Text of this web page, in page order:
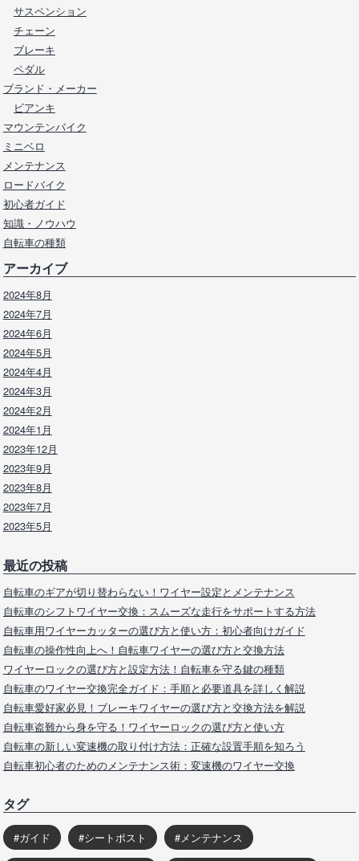
サスペンション
チェーン
ブレーキ
ペダル
ブランド・メーカー
ビアンキ
マウンテンバイク
ミニベロ
メンテナンス
ロードバイク
初心者ガイド
知識・ノウハウ
自転車の種類
アーカイブ
2024年8月
2024年7月
2024年6月
2024年5月
2024年4月
2024年3月
2024年2月
2024年1月
2023年12月
2023年9月
2023年8月
2023年7月
2023年5月
最近の投稿
自転車のギアが切り替わらない！ワイヤー設定とメンテナンス
自転車のシフトワイヤー交換：スムーズな走行をサポートする方法
自転車用ワイヤーカッターの選び方と使い方：初心者向けガイド
自転車の操作性向上へ！自転車ワイヤーの選び方と交換方法
ワイヤーロックの選び方と設定方法！自転車を守る鍵の種類
自転車のワイヤー交換完全ガイド：手順と必要道具を詳しく解説
自転車愛好家必見！ブレーキワイヤーの選び方と交換方法を解説
自転車盗難から身を守る！ワイヤーロックの選び方と使い方
自転車の新しい変速機の取り付け方法：正確な設置手順を知ろう
自転車初心者のためのメンテナンス術：変速機のワイヤー交換
タグ
ガイド シートポスト メンテナンス